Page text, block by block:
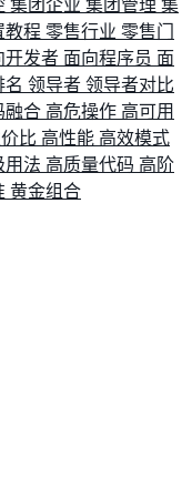
集团企业 集团管理 集
教程 零售行业 零售门
开发者 面向程序员 面
名 领导者 领导者对比
融合 高危操作 高可用
比 高性能 高效模式
用法 高质量代码 高阶
黄金组合